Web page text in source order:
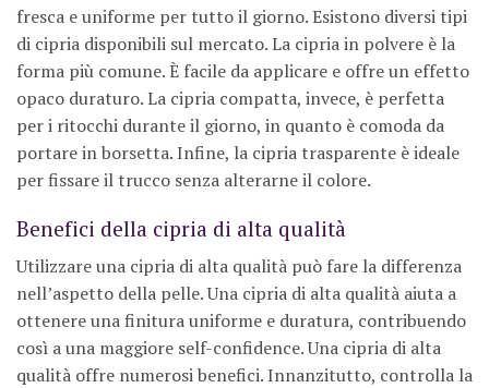
fresca e uniforme per tutto il giorno. Esistono diversi tipi
di cipria disponibili sul mercato. La cipria in polvere è la
forma più comune. È facile da applicare e offre un effetto
opaco duraturo. La cipria compatta, invece, è perfetta
per i ritocchi durante il giorno, in quanto è comoda da
portare in borsetta. Infine, la cipria trasparente è ideale
per fissare il trucco senza alterarne il colore.
Benefici della cipria di alta qualità
Utilizzare una cipria di alta qualità può fare la differenza
nell’aspetto della pelle. Una cipria di alta qualità aiuta a
ottenere una finitura uniforme e duratura, contribuendo
così a una maggiore self-confidence. Una cipria di alta
qualità offre numerosi benefici. Innanzitutto, controlla la